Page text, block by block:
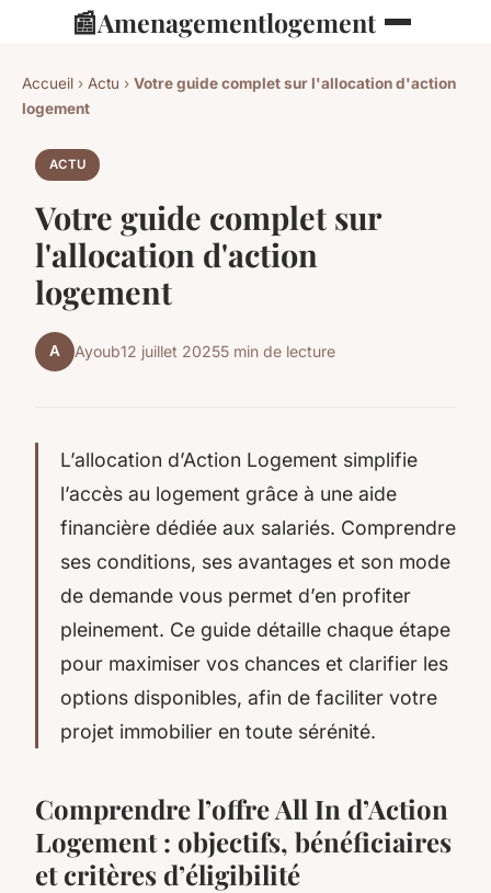
📰Amenagementlogement
Accueil › Actu › Votre guide complet sur l'allocation d'action
logement
ACTU
Votre guide complet sur
l'allocation d'action
logement
A Ayoub12 juillet 20255 min de lecture
L’allocation d’Action Logement simplifie
l’accès au logement grâce à une aide
financière dédiée aux salariés. Comprendre
ses conditions, ses avantages et son mode
de demande vous permet d’en profiter
pleinement. Ce guide détaille chaque étape
pour maximiser vos chances et clarifier les
options disponibles, afin de faciliter votre
projet immobilier en toute sérénité.
Comprendre l’offre All In d’Action
Logement : objectifs, bénéficiaires
et critères d’éligibilité